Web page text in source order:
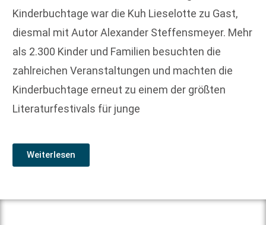
Kinderbuchtage war die Kuh Lieselotte zu Gast,
diesmal mit Autor Alexander Steffensmeyer. Mehr
als 2.300 Kinder und Familien besuchten die
zahlreichen Veranstaltungen und machten die
Kinderbuchtage erneut zu einem der größten
Literaturfestivals für junge
Weiterlesen